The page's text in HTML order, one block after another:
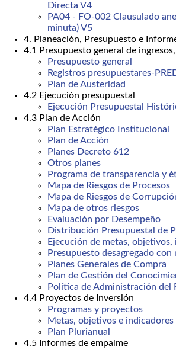
Directa V4
PA04 - FO-002 Clausulado
minuta) V5
4. Planeación, Presupuesto e
4.1 Presupuesto general de
Presupuesto general
Registros presupuestares-
Plan de Austeridad
4.2 Ejecución presupuestal
Ejecución Presupuestal
4.3 Plan de Acción
Plan Estratégico Institucional
Plan de Acción
Planes Decreto 612
Otros planes
Programa de transparencia y
Mapa de Riesgos de Procesos
Mapa de Riesgos de
Mapa de otros riesgos
Evaluación por Desempeño
Distribución Presupuestal de
Ejecución de metas, objetivos,
Presupuesto desagregado
Planes Generales de Compra
Plan de Gestión del
Política de Administración del
4.4 Proyectos de Inversión
Programas y proyectos
Metas, objetivos e indicadores
Plan Plurianual
4.5 Informes de empalme